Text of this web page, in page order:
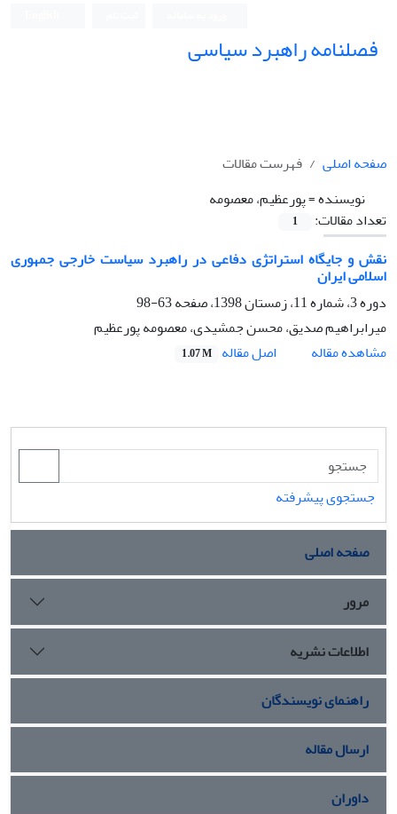
فصلنامه راهبرد سیاسی
صفحه اصلی
فهرست مقالات
نویسنده =پورعظیم، معصومه
تعداد مقالات:
1
نقش و جایگاه استراتژی دفاعی در راهبرد سیاست خارجی جمهوری
اسلامی ایران
دوره 3، شماره 11، زمستان 1398، صفحه
63-98
میرابراهیم صدیق، محسن جمشیدی، معصومه پورعظیم
مشاهده مقاله
اصل مقاله 1.07 M
جستجوی پیشرفته
صفحه اصلی
مرور
اطلاعات نشریه
راهنمای نویسندگان
ارسال مقاله
داوران